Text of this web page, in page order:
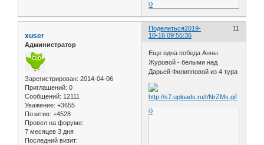
0
Поделиться 11
2019-
10-16 09:55:36
xuser
Администратор
Зарегистрирован: 2014-04-06
Приглашений: 0
Сообщений: 12111
Уважение: +3655
Позитив: +4528
Провел на форуме:
7 месяцев 3 дня
Последний визит:
Еще одна победа Анны
Журовой - белыми над
Дарьей Филипповой из 4 тура
0